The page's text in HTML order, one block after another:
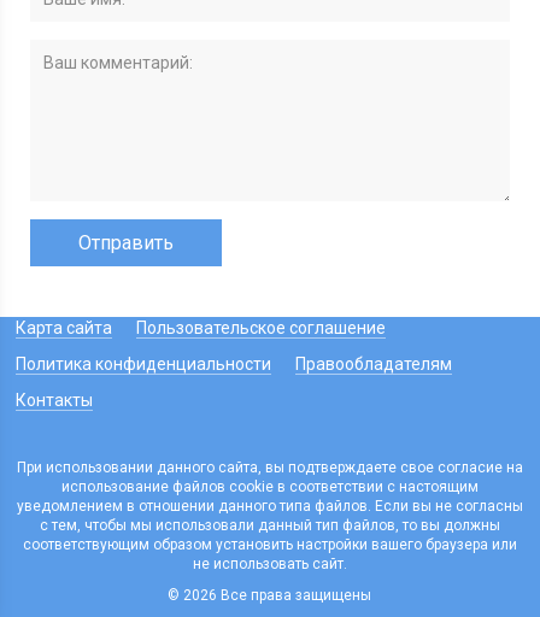
Карта сайта
Пользовательское соглашение
Политика конфиденциальности
Правообладателям
Контакты
При использовании данного сайта, вы подтверждаете свое согласие на
использование файлов cookie в соответствии с настоящим
уведомлением в отношении данного типа файлов. Если вы не согласны
с тем, чтобы мы использовали данный тип файлов, то вы должны
соответствующим образом установить настройки вашего браузера или
не использовать сайт.
© 2026 Все права защищены